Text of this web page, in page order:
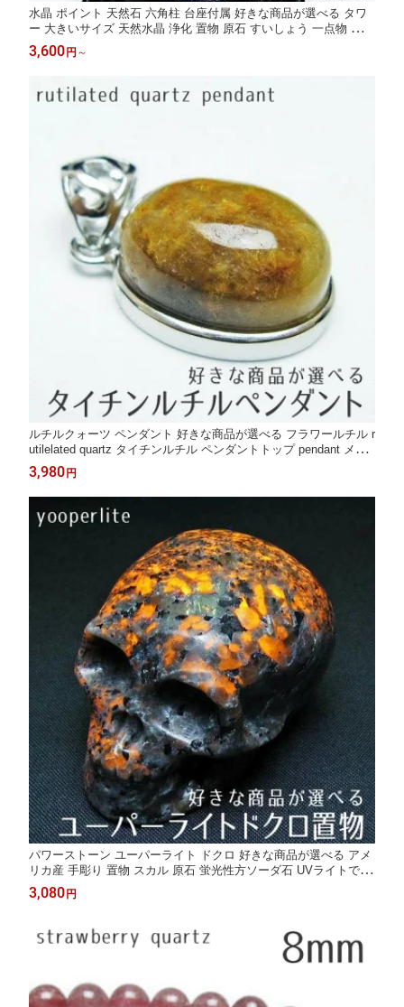
水晶 ポイント 天然石 六角柱 台座付属 好きな商品が選べる タワ
ー 大きいサイズ 天然水晶 浄化 置物 原石 すいしょう 一点物 送料
無料
3,600円 ～
ルチルクォーツ ペンダント 好きな商品が選べる フラワールチル r
utilelated quartz タイチンルチル ペンダントトップ pendant メン
ズ レディース 天然石 パワーストーン 一点物 メール便送料無料
3,980円
パワーストーン ユーパーライト ドクロ 好きな商品が選べる アメ
リカ産 手彫り 置物 スカル 原石 蛍光性方ソーダ石 UVライトで光
る ハロウィン 一点物
3,080円